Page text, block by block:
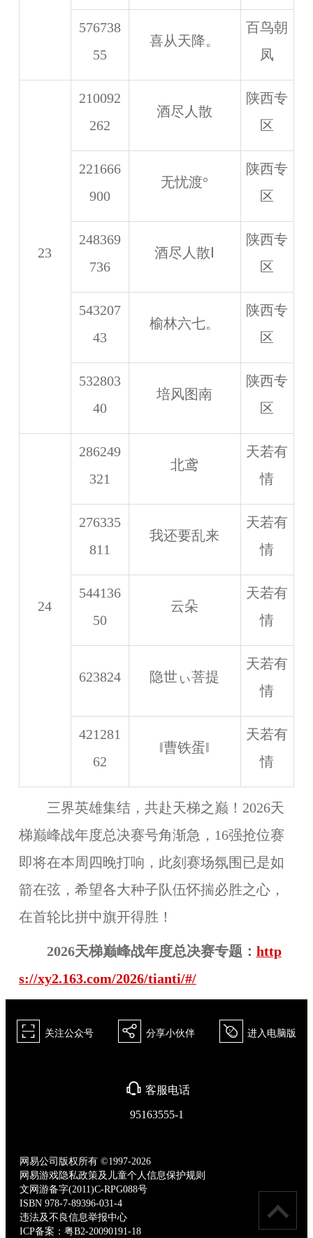
576738
55
喜从天降。
百鸟朝
凤
23
210092
262
酒尽人散
陕西专
区
221666
900
无忧渡°
陕西专
区
248369
736
酒尽人散Ⅰ
陕西专
区
543207
43
榆林六七。
陕西专
区
532803
40
培风图南
陕西专
区
24
286249
321
北鸢
天若有
情
276335
811
我还要乱来
天若有
情
544136
50
云朵
天若有
情
623824 隐世ぃ菩提
天若有
情
421281
62
‖曹铁蛋‖
天若有
情
三界英雄集结，共赴天梯之巅！2026天
梯巅峰战年度总决赛号角渐急，16强抢位赛
即将在本周四晚打响，此刻赛场氛围已是如
箭在弦，希望各大种子队伍怀揣必胜之心，
在首轮比拼中旗开得胜！
2026天梯巅峰战年度总决赛专题： http
s://xy2.163.com/2026/tianti/#/
򰀁 关注公众号 򰀂 分享小伙伴 򰀄 进入电脑版
򰀃 客服电话
95163555-1
网易公司版权所有 ©1997-2026
网易游戏隐私政策及儿童个人信息保护规则
文网游备字(2011)C-RPG088号
ISBN 978-7-89396-031-4
违法及不良信息举报中心
ICP备案：粤B2-20090191-18